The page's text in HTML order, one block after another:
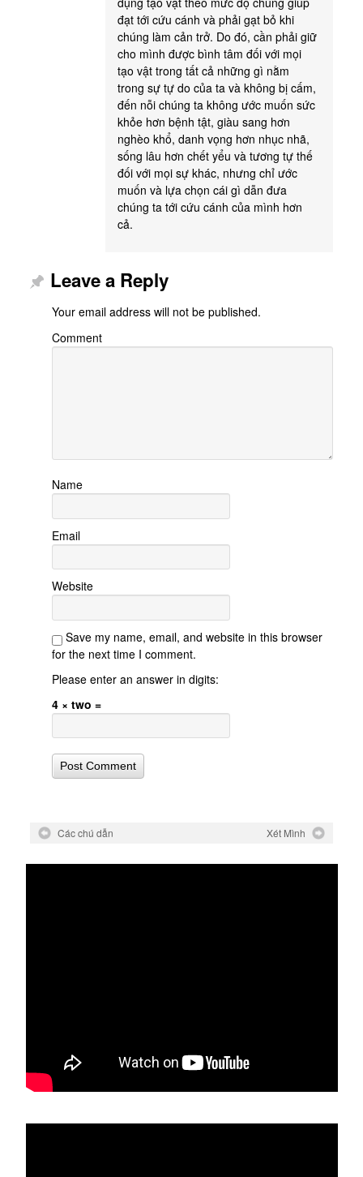
đạt tới cứu cánh và phải gạt bỏ khi
chúng làm cản trở. Do đó, cần phải giữ
cho mình được bình tâm đối với mọi
tạo vật trong tất cả những gì nằm
trong sự tự do của ta và không bị cấm,
đến nỗi chúng ta không ước muốn sức
khỏe hơn bệnh tật, giàu sang hơn
nghèo khổ, danh vọng hơn nhục nhã,
sống lâu hơn chết yểu và tương tự thế
đối với mọi sự khác, nhưng chỉ ước
muốn và lựa chọn cái gì dẫn đưa
chúng ta tới cứu cánh của mình hơn
cả.
Leave a Reply
Your email address will not be published.
Comment
Name
Email
Website
Save my name, email, and website in this browser
for the next time I comment.
Please enter an answer in digits:
4 × two =
Các chú dẫn Xét Mình